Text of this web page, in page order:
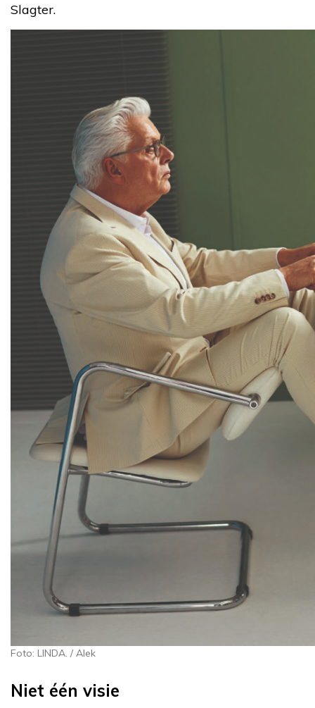
Slagter.
Foto: LINDA. / Alek
Niet één visie